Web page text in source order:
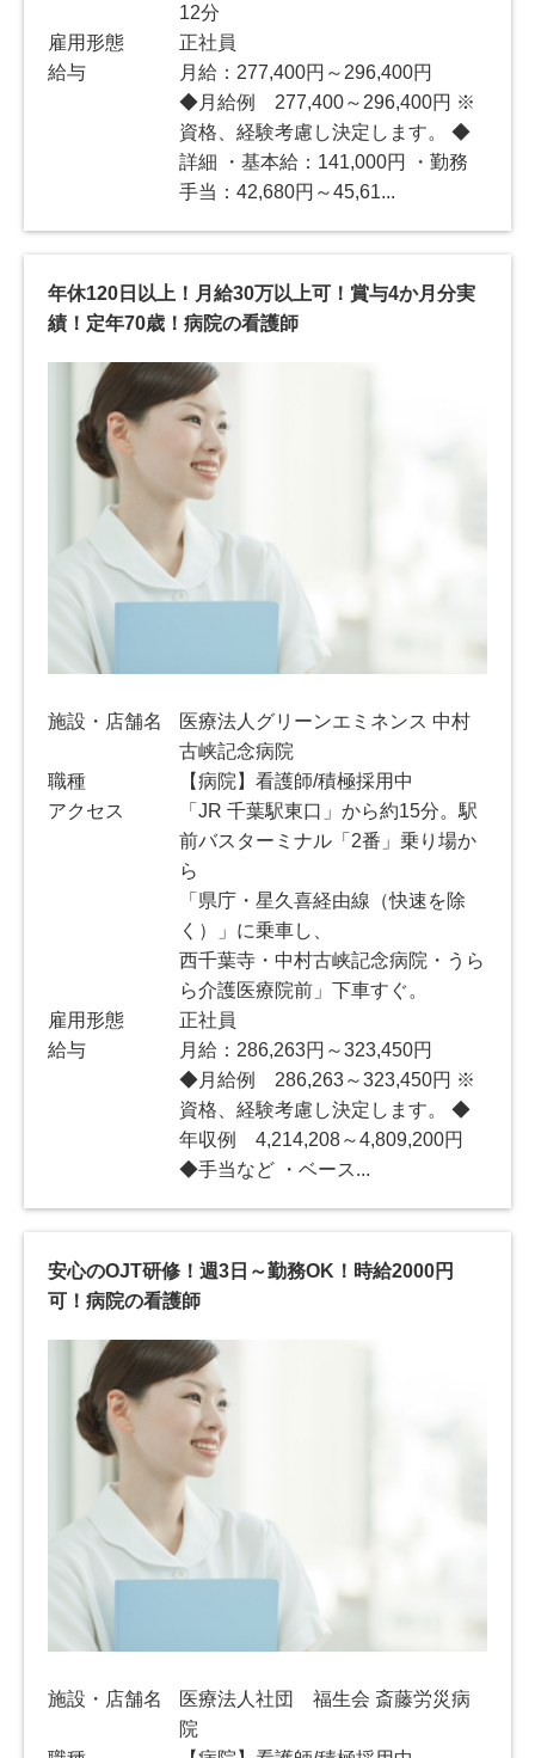
12分
雇用形態
正社員
給与
月給：277,400円～296,400円
◆月給例 277,400～296,400円 ※
資格、経験考慮し決定します。 ◆
詳細 ・基本給：141,000円 ・勤務
手当：42,680円～45,61...
年休120日以上！月給30万以上可！賞与4か月分実
績！定年70歳！病院の看護師
施設・店舗名
医療法人グリーンエミネンス 中村
古峡記念病院
職種
【病院】看護師/積極採用中
アクセス
「JR 千葉駅東口」から約15分。駅
前バスターミナル「2番」乗り場か
ら
「県庁・星久喜経由線（快速を除
く）」に乗車し、
西千葉寺・中村古峡記念病院・うら
ら介護医療院前」下車すぐ。
雇用形態
正社員
給与
月給：286,263円～323,450円
◆月給例 286,263～323,450円 ※
資格、経験考慮し決定します。 ◆
年収例 4,214,208～4,809,200円
◆手当など ・ベース...
安心のOJT研修！週3日～勤務OK！時給2000円
可！病院の看護師
施設・店舗名
医療法人社団 福生会 斎藤労災病
院